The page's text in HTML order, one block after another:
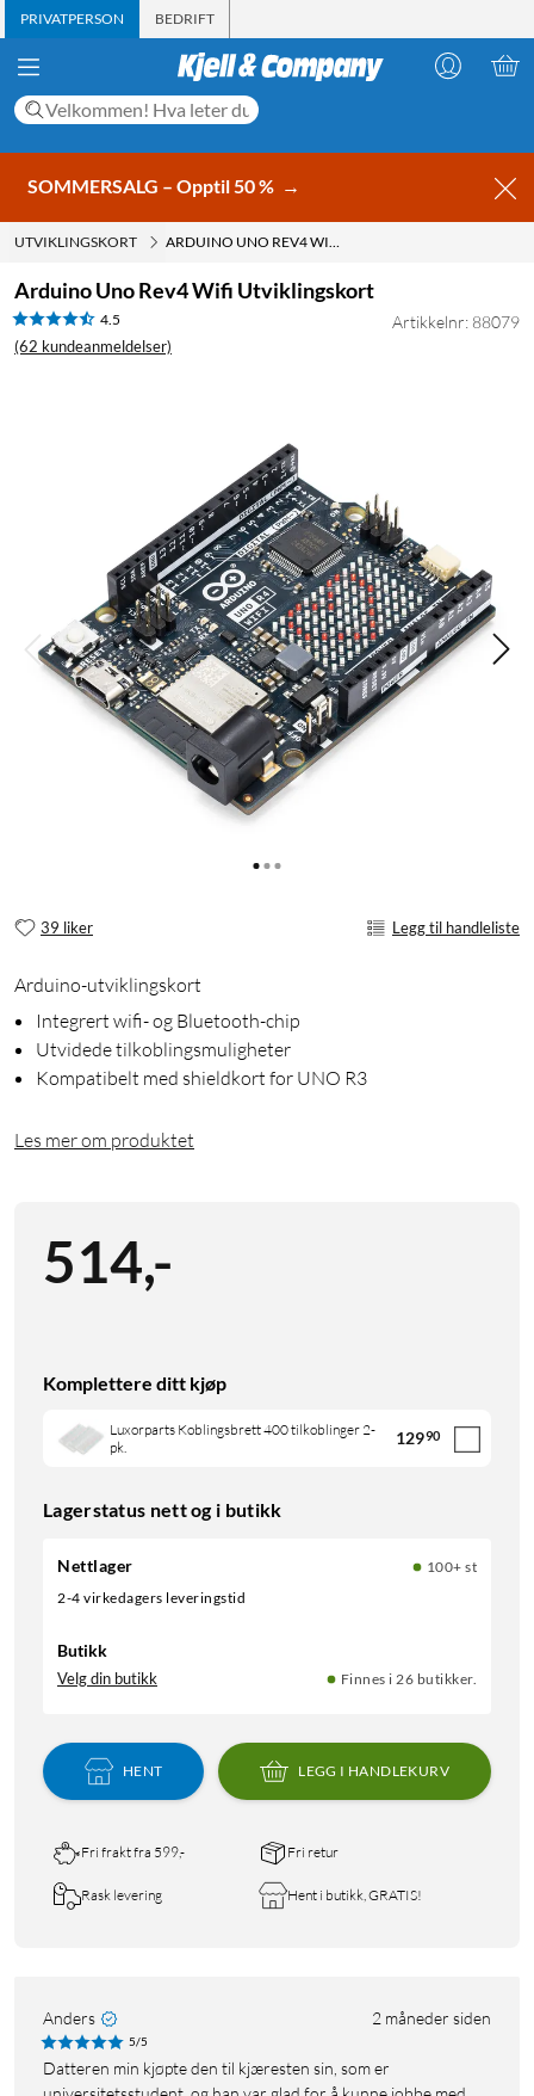
PRIVATPERSON BEDRIFT
SOMMERSALG – Opptil 50 % →
UTVIKLINGSKORT ARDUINO UNO REV4 WIFI UTVIKLINGSKORT
Arduino Uno Rev4 Wifi Utviklingskort
4.5
(62 kundeanmeldelser)
Artikkelnr: 88079
39 liker Legg til handleliste
Arduino-utviklingskort
Integrert wifi- og Bluetooth-chip
Utvidede tilkoblingsmuligheter
Kompatibelt med shieldkort for UNO R3
Les mer om produktet
514,-
Komplettere ditt kjøp
Luxorparts Koblingsbrett 400 tilkoblinger 2-
pk.
12990
Lagerstatus nett og i butikk
Nettlager
100+ st
2-4 virkedagers leveringstid
Butikk
Velg din butikk Finnes i 26 butikker.
HENT LEGG I HANDLEKURV
Fri frakt fra 599,- Fri retur
Rask levering Hent i butikk, GRATIS!
Anders 2 måneder siden
5/5
Datteren min kjøpte den til kjæresten sin, som er